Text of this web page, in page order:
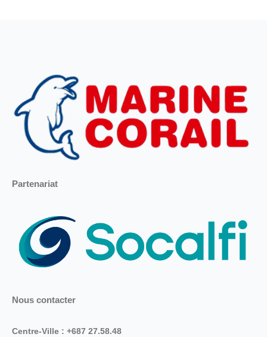
Partenariat
Nous contacter
Centre-Ville : +687 27.58.48